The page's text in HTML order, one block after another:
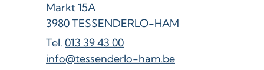
Markt 15A
,3980TESSENDERLO-HAM
013 39 43 00
E-mailinfo@tessenderlo-ham.be